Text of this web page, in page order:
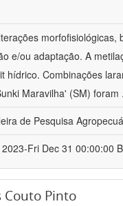
e/ou adaptação. A
hídrico. Combinações
Maravilha' (SM) foram
de Pesquisa
Fri Dec 31 00:00:00
Couto Pinto